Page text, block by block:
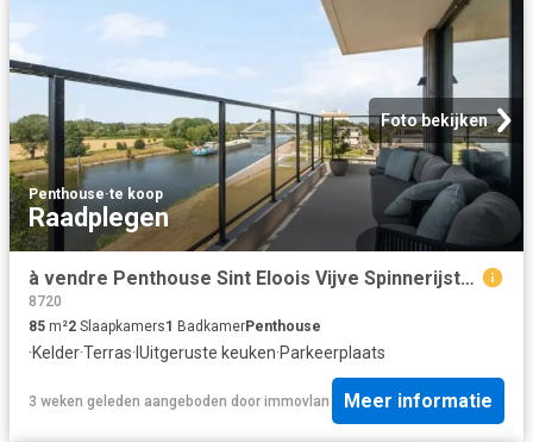
Foto bekijken
Penthouse·te koop
Raadplegen
à vendre Penthouse Sint Eloois Vijve Spinnerijstraat 14/52
8720
85 m²2 Slaapkamers1 BadkamerPenthouse
·Kelder·Terras· IUitgeruste keuken·Parkeerplaats
3 weken geleden aangeboden door immovlan Meer informatie